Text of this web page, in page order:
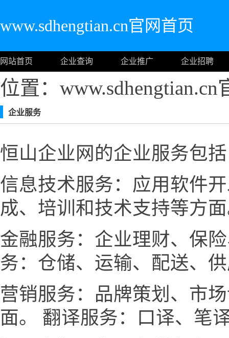
www.sdhengtian.cn官网首页
网站首页 企业查询 企业推广 企业招聘
位置：
企业服务
恒山企业网的企业服务包
信息技术服务：应用软件
成、培训和技术支持等方
金融服务：企业理财、保
务：仓储、运输、配送、
营销服务：品牌策划、市
面。 翻译服务：口译、笔